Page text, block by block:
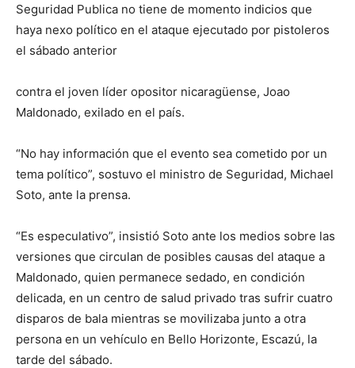
Seguridad Publica no tiene de momento indicios que
haya nexo político en el ataque ejecutado por pistoleros
el sábado anterior
contra el joven líder opositor nicaragüense, Joao
Maldonado, exilado en el país.
“No hay información que el evento sea cometido por un
tema político”, sostuvo el ministro de Seguridad, Michael
Soto, ante la prensa.
“Es especulativo”, insistió Soto ante los medios sobre las
versiones que circulan de posibles causas del ataque a
Maldonado, quien permanece sedado, en condición
delicada, en un centro de salud privado tras sufrir cuatro
disparos de bala mientras se movilizaba junto a otra
persona en un vehículo en Bello Horizonte, Escazú, la
tarde del sábado.